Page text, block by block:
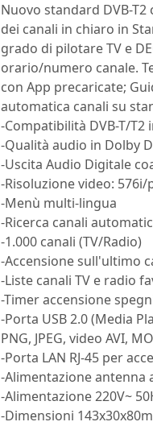
Nuovo standard DVB-
dei canali in chiaro in
grado di pilotare TV e
orario/numero canale.
con App precaricate;
automatica canali su
-Compatibilità DVB-T/T2
-Qualità audio in Dolby
-Uscita Audio Digitale
-Risoluzione video: 576i/
-Menù multi-lingua
-Ricerca canali
-1.000 canali (TV/Radio)
-Accensione sull'ultimo
-Liste canali TV e radio
-Timer accensione
-Porta USB 2.0 (Media
PNG, JPEG, video AVI,
-Porta LAN RJ-45 per
-Alimentazione antenna
-Alimentazione 220V~
-Dimensioni